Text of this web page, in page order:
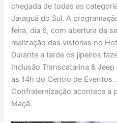
chegada de todas as
Jaraguá do Sul. A
feira, dia 6, com abertura da
realização das vistorias no
Durante a tarde os jipeiros
Inclusão Transcatarina &
às 14h do Centro de
Confraternização acontece a
Maçã.